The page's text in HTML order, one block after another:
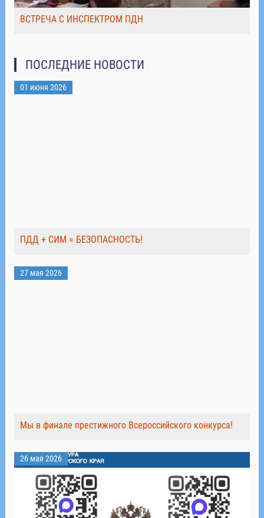
ВСТРЕЧА С ИНСПЕКТРОМ ПДН
ПОСЛЕДНИЕ НОВОСТИ
01 июня 2026
ПДД + СИМ = БЕЗОПАСНОСТЬ!
27 мая 2026
Мы в финале престижного Всероссийского конкурса!
26 мая 2026